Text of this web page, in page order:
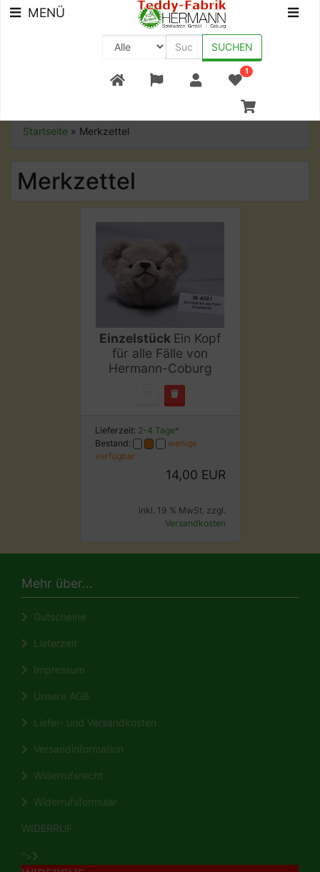
+49 (0) 9561-8590-0
MENÜ
SUCHEN
1
Startseite » Merkzettel
Merkzettel
Einzelstück Ein Kopf
für alle Fälle von
Hermann-Coburg
Lieferzeit: 2-4 Tage*
Bestand:
wenige
verfügbar
14,00 EUR
inkl. 19 % MwSt. zzgl.
Versandkosten
Mehr über...
Gutscheine
Lieferzeit
Impressum
Unsere AGB
Liefer- und Versandkosten
Versandinformation
Widerrufsrecht
Widerrufsformular
WIDERRUF
">